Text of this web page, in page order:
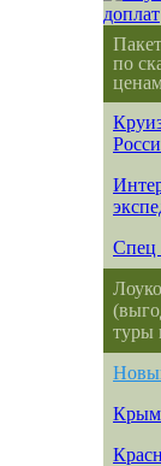
по
Спец
туры
Крым